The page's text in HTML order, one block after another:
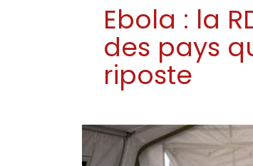
Ebola : la
des pays
riposte